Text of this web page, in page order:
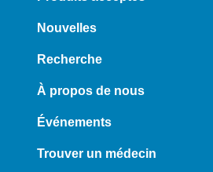
Nouvelles
Recherche
À propos de nous
Événements
Trouver un médecin